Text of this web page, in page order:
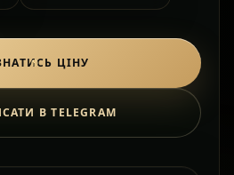
ЦІНУ
В TELEGRAM